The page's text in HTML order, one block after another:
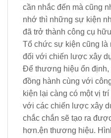
cần nhắc đến mà cũng
nhớ thì những sự kiện
đã trở thành công cụ
Tổ chức sự kiện cũng là
đối với chiến lược xây
Để thương hiệu ổn định,
đồng hành cùng với
kiện lại càng có một vị
với các chiến lược xây
chắc chắn sẽ tạo ra
hơn.ện thương hiệu.